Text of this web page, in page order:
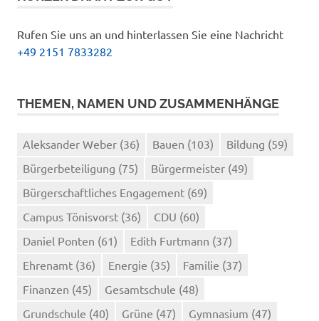
Rufen Sie uns an und hinterlassen Sie eine Nachricht
+49 2151 7833282
THEMEN, NAMEN UND ZUSAMMENHÄNGE
Aleksander Weber (36) Bauen (103) Bildung (59)
Bürgerbeteiligung (75) Bürgermeister (49)
Bürgerschaftliches Engagement (69)
Campus Tönisvorst (36) CDU (60)
Daniel Ponten (61) Edith Furtmann (37)
Ehrenamt (36) Energie (35) Familie (37)
Finanzen (45) Gesamtschule (48)
Grundschule (40) Grüne (47) Gymnasium (47)